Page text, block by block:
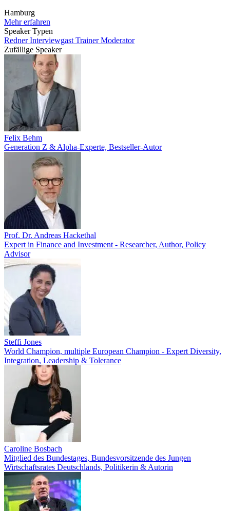
Hamburg
Mehr erfahren
Speaker Typen
RednerInterviewgast TrainerModerator
Zufällige Speaker
Felix Behm
Generation Z & Alpha-Experte, Bestseller-Autor
Prof. Dr. Andreas Hackethal
Expert in Finance and Investment - Researcher, Author, Policy
Advisor
Steffi Jones
World Champion, multiple European Champion - Expert Diversity,
Integration, Leadership & Tolerance
Caroline Bosbach
Mitglied des Bundestages, Bundesvorsitzende des Jungen
Wirtschaftsrates Deutschlands, Politikerin & Autorin